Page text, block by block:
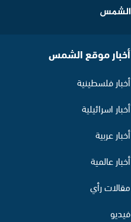
أخبار موقع الشمس
أخبار فلسطينية
أخبار اسرائيلية
أخبار عربية
أخبار عالمية
مقالات رأي
فيديو